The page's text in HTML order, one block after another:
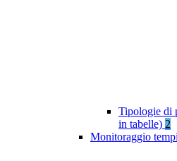
Tipologie di
in tabelle) 2
Monitoraggio